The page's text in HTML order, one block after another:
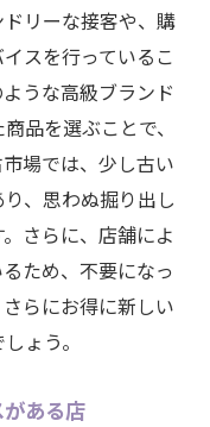
リーな接客や、購
スを行っているこ
うな高級ブランド
品を選ぶことで、
場では、少し古い
、思わぬ掘り出し
さらに、店舗によ
ため、不要になっ
らにお得に新しい
ょう。
ある店